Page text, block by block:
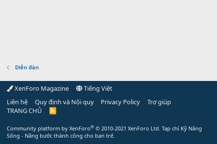
Diễn đàn
XenForo Magazine
Tiếng Việt
Liên hệ
Quy định và Nội quy Privacy Policy
Trợ giúp
TRANG CHỦ
R
Community platform by XenForo® © 2010-2021 XenForo Ltd. Tạp chí Kỹ Năng
Sống - Nâng bước thành công cho bạn trẻ.